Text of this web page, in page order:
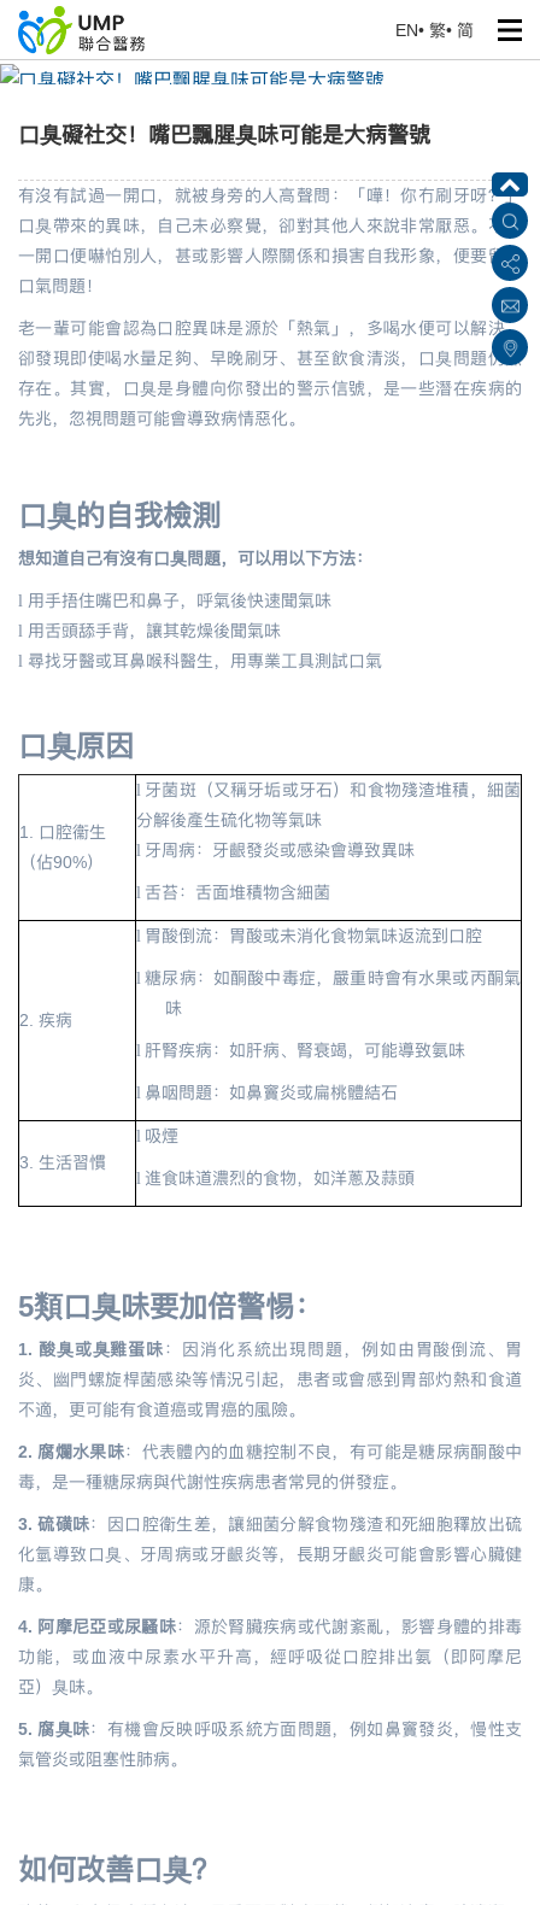
EN• 繁• 简
口臭礙社交！嘴巴飄腥臭味可能是大病警號
口臭礙社交！嘴巴飄腥臭味可能是大病警號
有沒有試過一開口，就被身旁的人高聲問：「嘩！你冇刷牙呀？」
口臭帶來的異味，自己未必察覺，卻對其他人來說非常厭惡。不想
一開口便嚇怕別人，甚或影響人際關係和損害自我形象，便要留意
口氣問題！
老一輩可能會認為口腔異味是源於「熱氣」，多喝水便可以解決，
卻發現即使喝水量足夠、早晚刷牙、甚至飲食清淡，口臭問題仍然
存在。其實，口臭是身體向你發出的警示信號，是一些潛在疾病的
先兆，忽視問題可能會導致病情惡化。
口臭的自我檢測
想知道自己有沒有口臭問題，可以用以下方法：
l 用手捂住嘴巴和鼻子，呼氣後快速聞氣味
l 用舌頭舔手背，讓其乾燥後聞氣味
l 尋找牙醫或耳鼻喉科醫生，用專業工具測試口氣
口臭原因
1. 口腔衞生
（佔90%）
l 牙菌斑（又稱牙垢或牙石）和食物殘渣堆積，細菌
分解後產生硫化物等氣味
l 牙周病：牙齦發炎或感染會導致異味
l 舌苔：舌面堆積物含細菌
2. 疾病
l 胃酸倒流：胃酸或未消化食物氣味返流到口腔
l 糖尿病：如酮酸中毒症，嚴重時會有水果或丙酮氣
味
l 肝腎疾病：如肝病、腎衰竭，可能導致氨味
l 鼻咽問題：如鼻竇炎或扁桃體結石
3. 生活習慣
l 吸煙
l 進食味道濃烈的食物，如洋蔥及蒜頭
5類口臭味要加倍警惕：
1. 酸臭或臭雞蛋味：因消化系統出現問題，例如由胃酸倒流、胃
炎、幽門螺旋桿菌感染等情況引起，患者或會感到胃部灼熱和食道
不適，更可能有食道癌或胃癌的風險。
2. 腐爛水果味：代表體內的血糖控制不良，有可能是糖尿病酮酸中
毒，是一種糖尿病與代謝性疾病患者常見的併發症。
3. 硫磺味：因口腔衛生差，讓細菌分解食物殘渣和死細胞釋放出硫
化氫導致口臭、牙周病或牙齦炎等，長期牙齦炎可能會影響心臟健
康。
4. 阿摩尼亞或尿騷味：源於腎臟疾病或代謝紊亂，影響身體的排毒
功能，或血液中尿素水平升高，經呼吸從口腔排出氨（即阿摩尼
亞）臭味。
5. 腐臭味：有機會反映呼吸系統方面問題，例如鼻竇發炎，慢性支
氣管炎或阻塞性肺病。
如何改善口臭？